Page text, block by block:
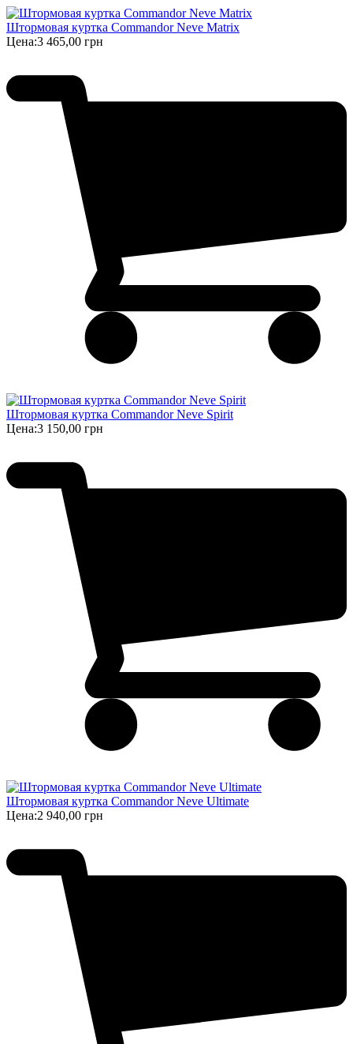
Штормовая куртка Commandor Neve Matrix
Цена:3 465,00 грн
Штормовая куртка Commandor Neve Spirit
Цена:3 150,00 грн
Штормовая куртка Commandor Neve Ultimate
Цена:2 940,00 грн